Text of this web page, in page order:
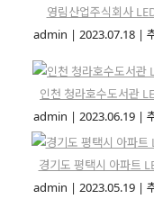
영림산업주식회사
admin | 2023.07.18 |
인천 청라호수도서관
admin | 2023.06.19 |
경기도 평택시 아파트
admin | 2023.05.19 |